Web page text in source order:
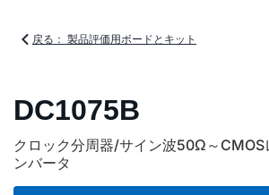
戻る： 製品評価用ボードとキット
DC1075B
クロック分周器/サイン波50Ω～CMOS
ンバータ